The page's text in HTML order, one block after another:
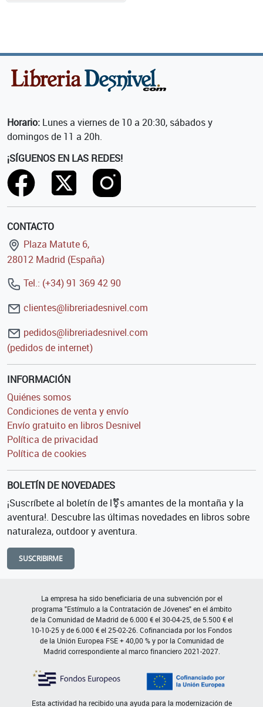
Horario: Lunes a viernes de 10 a 20:30, sábados y
domingos de 11 a 20h.
¡SÍGUENOS EN LAS REDES!
CONTACTO
Plaza Matute 6,
28012 Madrid (España)
Tel.: (+34) 91 369 42 90
clientes@libreriadesnivel.com
pedidos@libreriadesnivel.com
(pedidos de internet)
INFORMACIÓN
Quiénes somos
Condiciones de venta y envío
Envío gratuito en libros Desnivel
Política de privacidad
Política de cookies
BOLETÍN DE NOVEDADES
¡Suscríbete al boletín de l⚧s amantes de la montaña y la
aventura!. Descubre las últimas novedades en libros sobre
naturaleza, outdoor y aventura.
SUSCRIBIRME
La empresa ha sido beneficiaria de una subvención por el
programa "Estímulo a la Contratación de Jóvenes" en el ámbito
de la Comunidad de Madrid de 6.000 € el 30-04-25, de 5.500 € el
10-10-25 y de 6.000 € el 25-02-26. Cofinanciada por los Fondos
de la Unión Europea FSE + 40,00 % y por la Comunidad de
Madrid correspondiente al marco financiero 2021-2027.
Esta actividad ha recibido una ayuda para la modernización de